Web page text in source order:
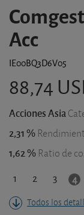
Acc
IE00BQ3D6V05
88,74
Acciones Asia
2,31 %
1,62 % Ratio de
1 2 3 4
Todos los